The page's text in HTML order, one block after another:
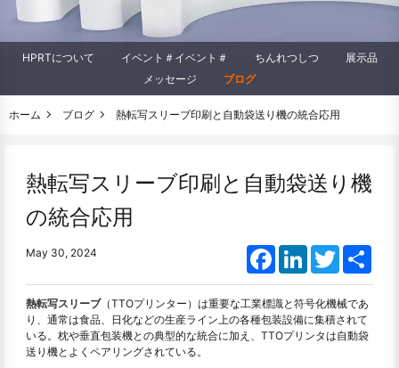
HPRTについて イベント＃イベント＃ ちんれつしつ
展示品
メッセージ
ブログ
ホーム ブログ 熱転写スリーブ印刷と自動袋送り機の統合応用
熱転写スリーブ印刷と自動袋送り機
の統合応用
May 30, 2024 FacebookLinkedInTwitter
熱転写スリーブ（TTOプリンター）は重要な工業標識と符号化機械であ
り、通常は食品、日化などの生産ライン上の各種包装設備に集積されて
いる。枕や垂直包装機との典型的な統合に加え、TTOプリンタは自動袋
送り機とよくペアリングされている。